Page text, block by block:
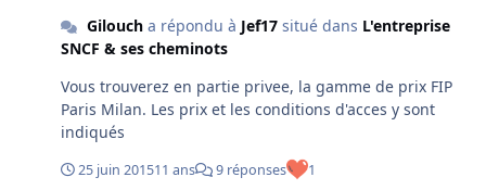
Giloucha répondu à Jef17situé dans L'entreprise
SNCF & ses cheminots
Vous trouverez en partie privee, la gamme de prix FIP
Paris Milan. Les prix et les conditions d'acces y sont
indiqués
25 juin 201511 ans 9 réponses 1